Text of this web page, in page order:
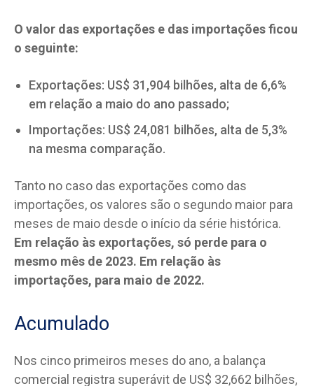
O valor das exportações e das importações ficou
o seguinte:
Exportações: US$ 31,904 bilhões, alta de 6,6%
em relação a maio do ano passado;
Importações: US$ 24,081 bilhões, alta de 5,3%
na mesma comparação.
Tanto no caso das exportações como das
importações, os valores são o segundo maior para
meses de maio desde o início da série histórica.
Em relação às exportações, só perde para o
mesmo mês de 2023. Em relação às
importações, para maio de 2022.
Acumulado
Nos cinco primeiros meses do ano, a balança
comercial registra superávit de US$ 32,662 bilhões,